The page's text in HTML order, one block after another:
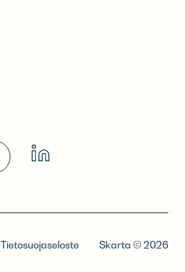
Tietosuojaseloste Skarta © 2026